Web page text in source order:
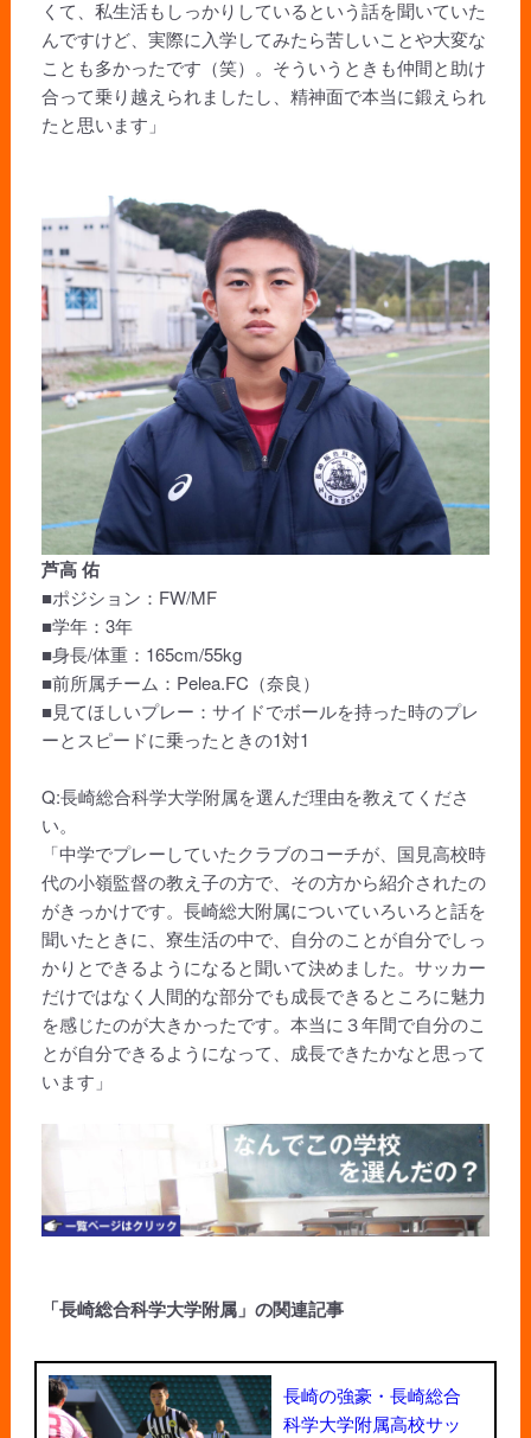
くて、私生活もしっかりしているという話を聞いていた
んですけど、実際に入学してみたら苦しいことや大変な
ことも多かったです（笑）。そういうときも仲間と助け
合って乗り越えられましたし、精神面で本当に鍛えられ
たと思います」
芦高 佑
■ポジション：FW/MF
■学年：3年
■身長/体重：165cm/55kg
■前所属チーム：Pelea.FC（奈良）
■見てほしいプレー：サイドでボールを持った時のプレ
ーとスピードに乗ったときの1対1
Q:長崎総合科学大学附属を選んだ理由を教えてくださ
い。
「中学でプレーしていたクラブのコーチが、国見高校時
代の小嶺監督の教え子の方で、その方から紹介されたの
がきっかけです。長崎総大附属についていろいろと話を
聞いたときに、寮生活の中で、自分のことが自分でしっ
かりとできるようになると聞いて決めました。サッカー
だけではなく人間的な部分でも成長できるところに魅力
を感じたのが大きかったです。本当に３年間で自分のこ
とが自分できるようになって、成長できたかなと思って
います」
「長崎総合科学大学附属」の関連記事
長崎の強豪・長崎総合
科学大学附属高校サッ